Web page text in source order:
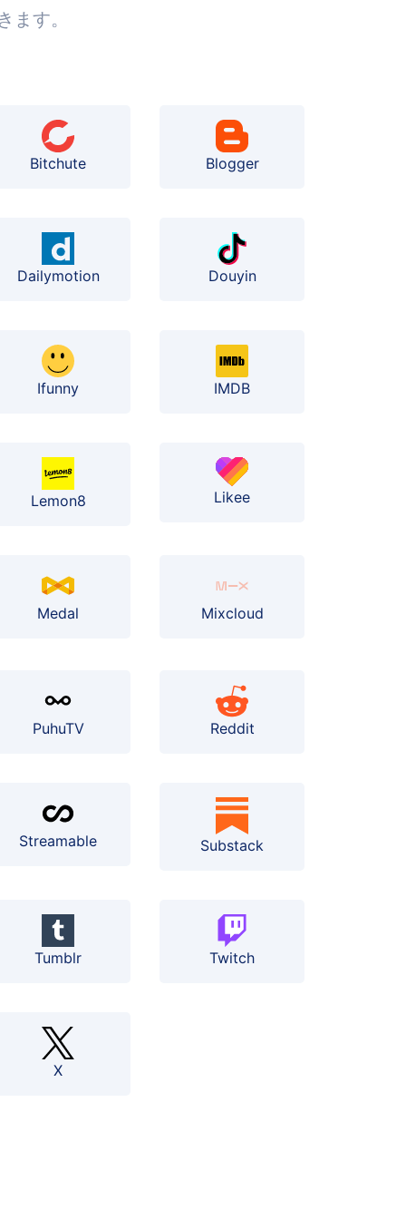
ます。
Bitchute Blogger
Dailymotion Douyin
Ifunny IMDB
Lemon8 Likee
Medal Mixcloud
PuhuTV Reddit
Streamable Substack
Tumblr Twitch
X